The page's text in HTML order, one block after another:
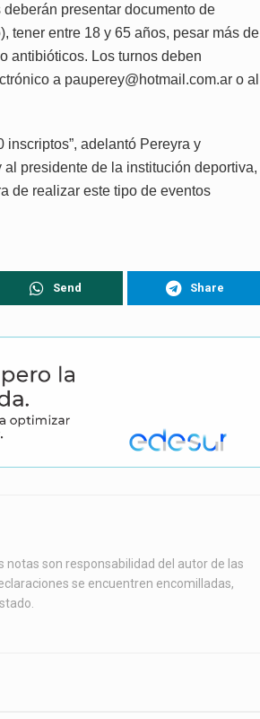
presentar documento de
tener entre 18 y 65 años, pesar más de
antibióticos. Los turnos deben
a pauperey@hotmail.com.ar o al
inscriptos”, adelantó Pereyra y
presidente de la institución deportiva,
de realizar este tipo de eventos
Send Share
notas son responsabilidad del autor de las
se encuentren encomilladas,